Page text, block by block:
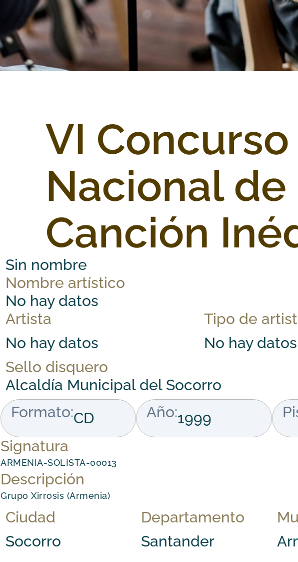
VI Concurso
Nacional de
Canción
Sin nombre
Nombre artístico
No hay datos
Artista
No hay datos
Tipo de
No hay datos
Sello disquero
Alcaldía Municipal del Socorro
Formato:CD Año:1999
Signatura
ARMENIA-SOLISTA-00013
Descripción
Grupo Xirrosis (Armenia)
Ciudad
Socorro
Departamento
Santander